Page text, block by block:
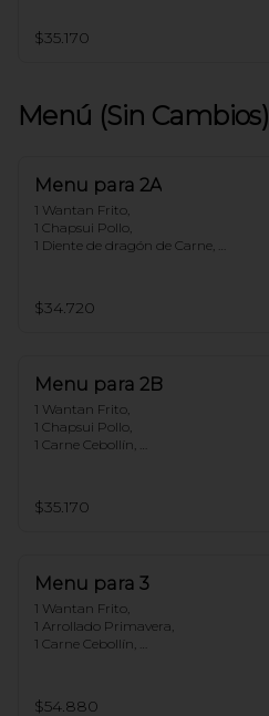
$35.170
Menú (Sin Cambios)
Menu para 2A
1 Wantan Frito,
1 Chapsui Pollo,
1 Diente de dragón de Carne,
$34.720
Menu para 2B
1 Wantan Frito,
1 Chapsui Pollo,
1 Carne Cebollín,
$35.170
Menu para 3
1 Wantan Frito,
1 Arrollado Primavera,
1 Carne Cebollín,
3 Arroz Chaufan
$54.880